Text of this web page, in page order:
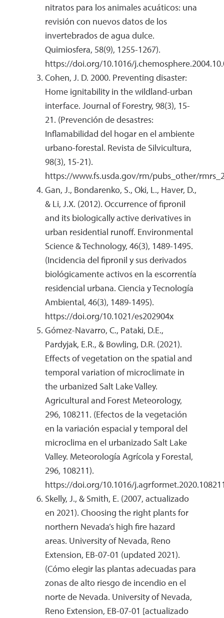
nitratos para los animales acuáticos: una
revisión con nuevos datos de los
invertebrados de agua dulce.
Quimiosfera, 58(9), 1255-1267).
https://doi.org/10.1016/
Cohen, J. D. 2000. Preventing disaster:
Home ignitability in the wildland-urban
interface. Journal of Forestry, 98(3), 15-
21. (Prevención de desastres:
Inflamabilidad del hogar en el ambiente
urbano-forestal. Revista de Silvicultura,
98(3), 15-21).
https://www.fs.usda.gov/rm/pubs_other/
Gan, J., Bondarenko, S., Oki, L., Haver, D.,
& Li, J.X. (2012). Occurrence of fipronil
and its biologically active derivatives in
urban residential runoff. Environmental
Science & Technology, 46(3), 1489-1495.
(Incidencia del fipronil y sus derivados
biológicamente activos en la escorrentía
residencial urbana. Ciencia y Tecnología
Ambiental, 46(3), 1489-1495).
https://doi.org/10.1021/es202904x
Gómez-Navarro, C., Pataki, D.E.,
Pardyjak, E.R., & Bowling, D.R. (2021).
Effects of vegetation on the spatial and
temporal variation of microclimate in
the urbanized Salt Lake Valley.
Agricultural and Forest Meteorology,
296, 108211. (Efectos de la vegetación
en la variación espacial y temporal del
microclima en el urbanizado Salt Lake
Valley. Meteorología Agrícola y Forestal,
296, 108211).
https://doi.org/10.1016/
Skelly, J., & Smith, E. (2007, actualizado
en 2021). Choosing the right plants for
northern Nevada’s high fire hazard
areas. University of Nevada, Reno
Extension, EB-07-01 (updated 2021).
(Cómo elegir las plantas adecuadas para
zonas de alto riesgo de incendio en el
norte de Nevada. University of Nevada,
Reno Extension, EB-07-01 [actualizado